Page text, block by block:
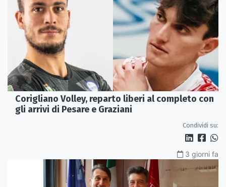
Corigliano Volley, reparto liberi al completo con
gli arrivi di Pesare e Graziani
Condividi su:
3 giorni fa